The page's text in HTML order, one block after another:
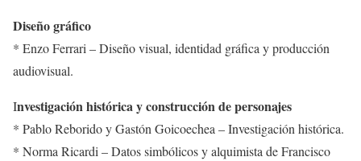
Diseño gráfico
* Enzo Ferrari – Diseño visual, identidad gráfica y producción
audiovisual.
Investigación histórica y construcción de personajes
* Pablo Reborido y Gastón Goicoechea – Investigación histórica.
* Norma Ricardi – Datos simbólicos y alquimista de Francisco